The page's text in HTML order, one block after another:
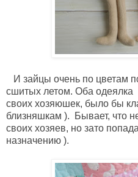
И зайцы очень по цветам
сшитых летом. Оба одеялка
своих хозяюшек, было бы
близняшкам ). Бывает, что
своих хозяев, но зато
назначению ).